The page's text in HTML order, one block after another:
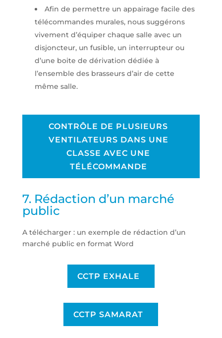
Afin de permettre un appairage facile des
télécommandes murales, nous suggérons
vivement d’équiper chaque salle avec un
disjoncteur, un fusible, un interrupteur ou
d’une boite de dérivation dédiée à
l’ensemble des brasseurs d’air de cette
même salle.
CONTRÔLE DE PLUSIEURS
VENTILATEURS DANS UNE
CLASSE AVEC UNE
TÉLÉCOMMANDE
7. Rédaction d’un marché
public
A télécharger : un exemple de rédaction d’un
marché public en format Word
CCTP EXHALE
CCTP SAMARAT